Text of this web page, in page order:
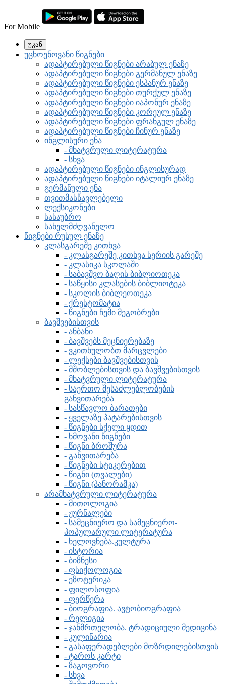
For Mobile
უკან
უცხოენოვანი წიგნები
ადაპტირებული წიგნები არაბულ ენაზე
ადაპტირებული წიგნები გერმანულ ენაზე
ადაპტირებული წიგნები ესპანურ ენაზე
ადაპტირებული წიგნები თურქულ ენაზე
ადაპტირებული წიგნები იაპონურ ენაზე
ადაპტირებული წიგნები კორეულ ენაზე
ადაპტირებული წიგნები ფრანგულ ენაზე
ადაპტირებული წიგნები ჩინურ ენაზე
ინგლისური ენა
- მხატვრული ლიტერატურა
- სხვა
ადაპტირებული წიგნები ინგლისურად
ადაპტირებული წიგნები იტალიურ ენაზე
გერმანული ენა
თვითმასწავლებელი
ლექსიკონები
სასაუბრო
სახელმძღვანელო
წიგნები რუსულ ენაზე
კლასგარეშე კითხვა
- კლასგარეშე კითხვა სერიის გარეშე
- კლასიკა სკოლაში
- საბავშვო ბაღის ბიბლიოთეკა
- საწყისი კლასების ბიბლიოტეკა
- სკოლის ბიბლეოთეკა
- ქრესტომატია
- წიგნები ჩემი მეგობრები
ბავშვებისთვის
- ანბანი
- ბავშვებს მეცნიერებაზე
- ვკითხულობთ მარცვლები
- ლექსები ბავშვებისთვის
- მშობლებისთვის და ბავშვებისთვის
- მხატვრული ლიტერატურა
- საერთო შესაძლებლობების
განვითარება
- სასწავლო ბარათები
- ყველაზე პატარებისთვის
- წიგნები სქელი ყდით
- ხმოვანი წიგნები
- წიგნი ბროშურა
- განვითარება
- წიგნები სტიკერებით
- წიგნი (თვალები)
- წიგნი (პანორამკა)
არამხატვრული ლიტერატურა
- მითოლოგია
- ჟურნალები
- სამეცნიერო და სამეცნიერო-
პოპულარული ლიტერატურა
- ხელოვნება.კულტურა
- ისტორია
- ბიზნესი
- ფსიქოლოგია
- ეზოტერიკა
- ფილოსოფია
- ფერწერა
- ბიოგრაფია. ავტობიოგრაფია
- რელიგია
- ჯანმრთელობა. ტრადიციული მედიცინა
- კულინარია
- გასაფერადებლები მოზრდილებისთვის
- ტაროს კარტი
- ზაგოვორი
- სხვა